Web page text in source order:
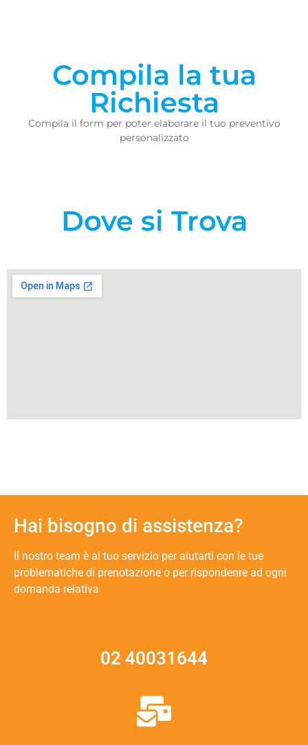
Compila la tua
Richiesta
Compila il form per poter elaborare il tuo preventivo
personalizzato
Dove si Trova
Hai bisogno di assistenza?
Il nostro team è al tuo servizio per aiutarti con le tue
problematiche di prenotazione o per rispondenre ad ogni
domanda relativa
02 40031644